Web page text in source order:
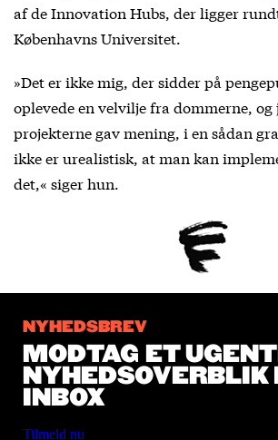
af de Innovation Hubs, der ligger
Københavns Universitet.
»Det er ikke mig, der sidder på
oplevede en velvilje fra dommerne, og
projekterne gav mening, i en sådan
ikke er urealistisk, at man kan
det,« siger hun.
NYHEDSBREV
MODTAG ET
NYHEDSOVERBLIK
INBOX
Tilmeld nu